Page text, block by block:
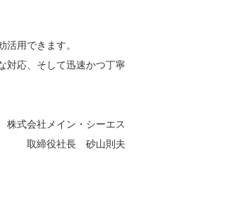
用できます。
対応、そして迅速かつ丁寧
株式会社メイン・シーエス
取締役社長 砂山則夫